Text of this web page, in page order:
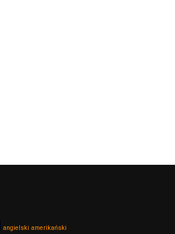
angielski amerikański